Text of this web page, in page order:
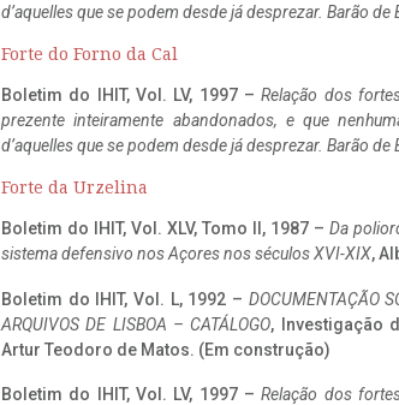
d’aquelles que se podem desde já desprezar. Barão de
Forte do Forno da Cal
Boletim do IHIT, Vol. LV, 1997 –Relação dos
prezente inteiramente abandonados, e que
d’aquelles que se podem desde já desprezar. Barão de
Forte da Urzelina
Boletim do IHIT, Vol. XLV, Tomo II, 1987 – Da
sistema defensivo nos Açores nos séculos XVI-XIX,
Boletim do IHIT, Vol. L, 1992 – DOCUMENTAÇÃO
ARQUIVOS DE LISBOA – CATÁLOGO, Investigação
Artur Teodoro de Matos. (Em construção)
Boletim do IHIT, Vol. LV, 1997 –Relação dos